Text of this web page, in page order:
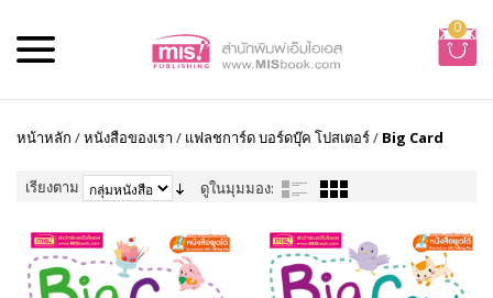
0
หน้าหลัก /หนังสือของเรา / แฟลชการ์ด บอร์ดบุ๊ค โปสเตอร์/ Big Card
เรียงตาม ดูในมุมมอง: